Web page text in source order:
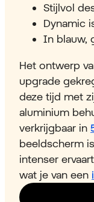
Stijlvol
Dynamic
In blauw,
Het ontwerp
upgrade
deze tijd met
aluminium
verkrijgbaar in
beeldscherm
intenser
wat je van een